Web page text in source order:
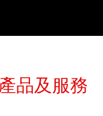
品及服務